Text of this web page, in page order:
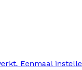
Eenmaal